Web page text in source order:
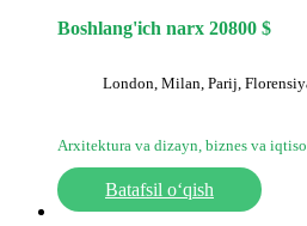
Boshlang'ich narx 20800 $
London, Milan, Parij,
Arxitektura va dizayn, biznes va
Batafsil o‘qish